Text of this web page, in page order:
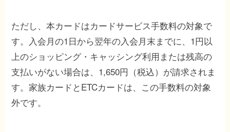
ただし、本カードはカードサービス手数料の対象で
す。入会月の1日から翌年の入会月末までに、1円以
上のショッピング・キャッシング利用または残高の
支払いがない場合は、1,650円（税込）が請求されま
す。家族カードとETCカードは、この手数料の対象
外です。